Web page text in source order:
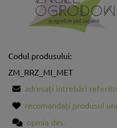
Codul produsului:
ZM_RRZ_MI_MET
adresați întrebări
recomandați produsul
opinia dvs.